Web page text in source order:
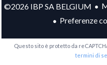
©2026 IBP SA BELGIUM
Preferenze
Questo sito è protetto da
termini di